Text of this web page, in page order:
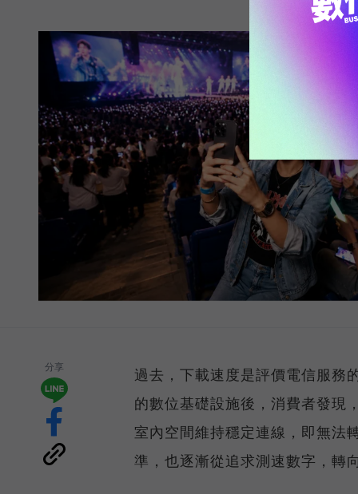
分享
過去，下載速度是評價電信服務
的數位基礎設施後，消費者發現
室內空間維持穩定連線，即無法
準，也逐漸從追求測速數字，轉